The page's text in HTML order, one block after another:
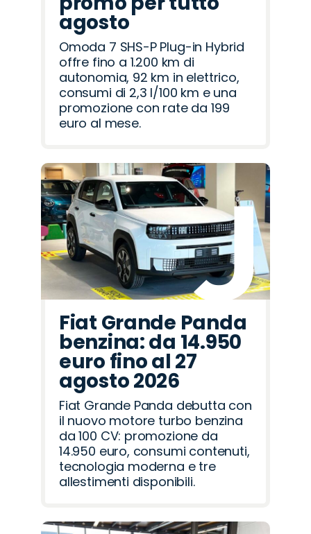
agosto
Omoda 7 SHS-P Plug-in Hybrid
offre fino a 1.200 km di
autonomia, 92 km in elettrico,
consumi di 2,3 l/100 km e una
promozione con rate da 199
euro al mese.
Fiat Grande Panda
benzina: da 14.950
euro fino al 27
agosto 2026
Fiat Grande Panda debutta con
il nuovo motore turbo benzina
da 100 CV: promozione da
14.950 euro, consumi contenuti,
tecnologia moderna e tre
allestimenti disponibili.